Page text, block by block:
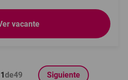
vacante
1de49 Siguiente